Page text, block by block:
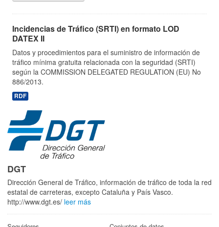
Incidencias de Tráfico (SRTI) en formato LOD
DATEX II
Datos y procedimientos para el suministro de información de
tráfico mínima gratuita relacionada con la seguridad (SRTI)
según la COMMISSION DELEGATED REGULATION (EU) No
886/2013.
RDF
DGT
Dirección General de Tráfico, información de tráfico de toda la red
estatal de carreteras, excepto Cataluña y País Vasco.
http://www.dgt.es/ leer más